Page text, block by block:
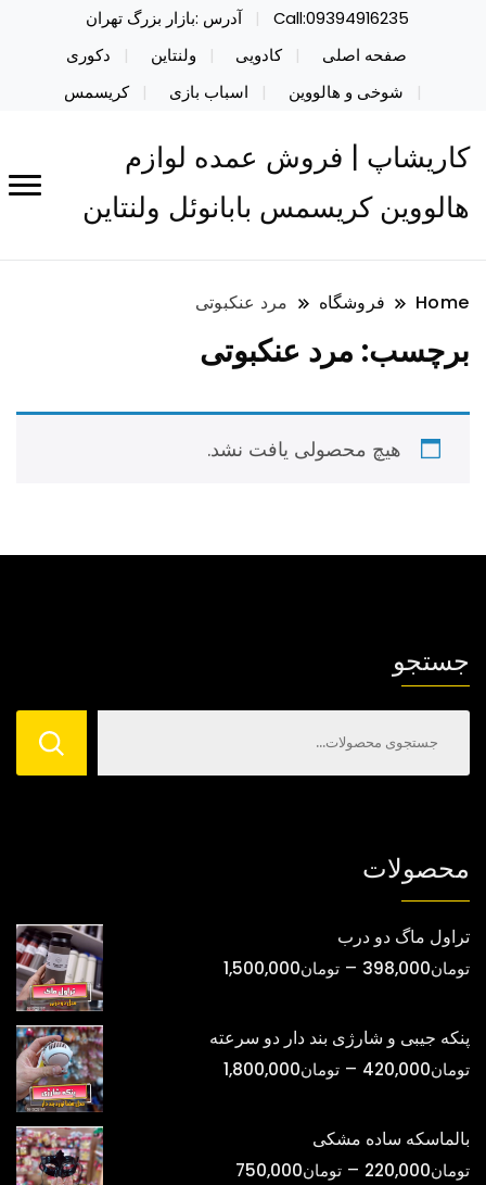
Call:09394916235
آدرس :بازار بزرگ تهران
صفحه اصلی
کادویی ولنتاین
دکوری
شوخی و هالووین
اسباب بازی کریسمس
کاریشاپ | فروش عمده لوازم
هالووین کریسمس بابانوئل ولنتاین
Home فروشگاه مرد عنکبوتی
برچسب: مرد عنکبوتی
هیچ محصولی یافت نشد.
جستجو
محصولات
تراول ماگ دو درب
تومان398,000
– تومان1,500,000محدوده
پنکه جیبی و شارژی بند دار دو سرعته
تومان420,000
– تومان1,800,000محدوده
تومان420,000
بالماسکه ساده مشکی
تومان220,000
– تومان750,000